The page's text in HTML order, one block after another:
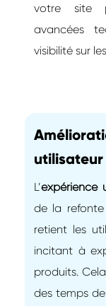
votre site
avancées
visibilité sur
utilisateur
L’expérience
de la
retient les
incitant à
produits.
des temps